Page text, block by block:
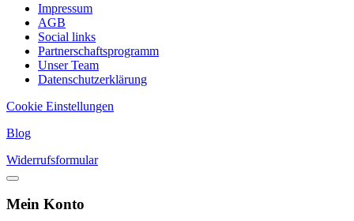
Impressum
AGB
Social links
Partnerschaftsprogramm
Unser Team
Datenschutzerklärung
Cookie Einstellungen
Blog
Widerrufsformular
Mein Konto